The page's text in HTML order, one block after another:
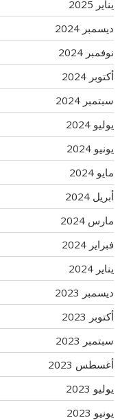
يناير 2025
ديسمبر 2024
نوفمبر 2024
أكتوبر 2024
سبتمبر 2024
يوليو 2024
يونيو 2024
مايو 2024
أبريل 2024
مارس 2024
فبراير 2024
يناير 2024
ديسمبر 2023
أكتوبر 2023
سبتمبر 2023
أغسطس 2023
يوليو 2023
يونيو 2023